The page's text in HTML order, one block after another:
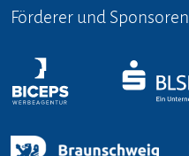
Förderer und Sponsoren